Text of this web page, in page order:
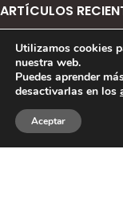
ARTÍCULOS
EQUIPAMIENTO
28 abril, 2026
Taburetes
7 diciembre, 2025
Utilizamos cookies
nuestra web.
Puedes aprender
desactivarlas en los
Aceptar
DeseosCarrito
Mi cuenta